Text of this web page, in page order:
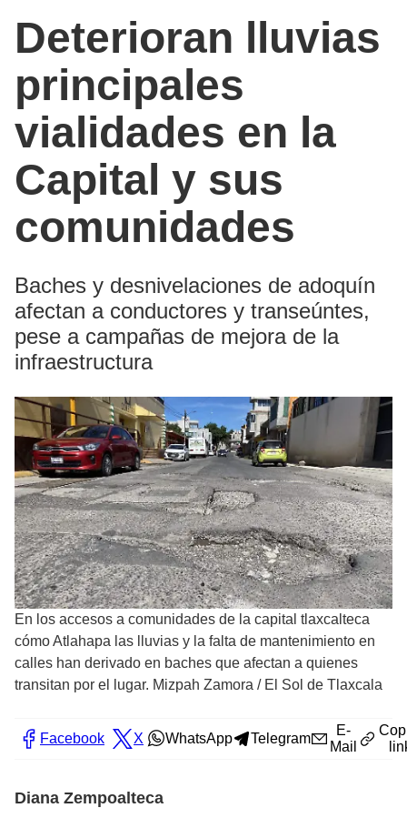
Deterioran lluvias
principales
vialidades en la
Capital y sus
comunidades
Baches y desnivelaciones de adoquín
afectan a conductores y transeúntes,
pese a campañas de mejora de la
infraestructura
En los accesos a comunidades de la capital tlaxcalteca
cómo Atlahapa las lluvias y la falta de mantenimiento en
calles han derivado en baches que afectan a quienes
transitan por el lugar. Mizpah Zamora / El Sol de Tlaxcala
Facebook X WhatsApp Telegram
E-
Mail
Diana Zempoalteca